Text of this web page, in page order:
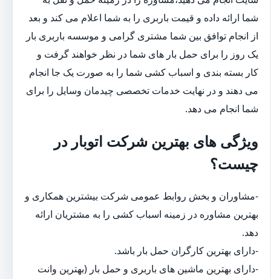
شما ارائه داده و قیمت باربری را به شما اعلام می کند و بعد
از انجام توافق بین شما مشتری گرامی و موسسه باربری بار
یک روز را برای حمل بار های شما در نظر خواهند گرفت و
کار بسته بندی و اسباب کشی شما را به صورت یک جا انجام
می دهند و در نهایت خدمات تخصصی چیدمان وسایل را برای
شما انجام می دهد.
ویژگی های بهترین شرکت اتوبار در
چیست؟
-مشاوران و بخش روابط عمومی شرکت بیشترین همکاری و
بهترین مشاوره در زمینه اسباب کشی را به مشتریان ارائه
دهد.
-دارای بهترین کارگران حمل بار باشد.
-دارای بهترین ماشین های باربری و حمل بار (بهترین وانت